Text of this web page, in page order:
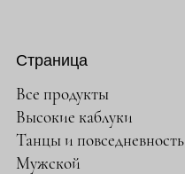
Страница
Все продукты
Высокие каблуки
Танцы и повседневность
Мужской